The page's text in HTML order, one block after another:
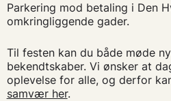
Parkering mod betaling i Den
omkringliggende gader.
Til festen kan du både møde
bekendtskaber. Vi ønsker at
oplevelse for alle, og derfor
samvær her.